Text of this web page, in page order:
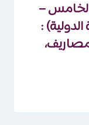
الخامس –
الدولية) :